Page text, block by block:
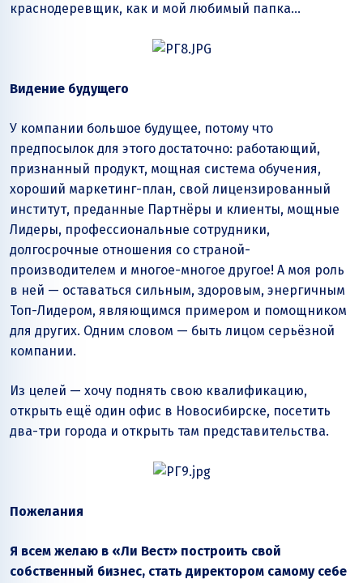
краснодеревщик, как и мой любимый папка…
Видение будущего
У компании большое будущее, потому что
предпосылок для этого достаточно: работающий,
признанный продукт, мощная система обучения,
хороший маркетинг-план, свой лицензированный
институт, преданные Партнёры и клиенты, мощные
Лидеры, профессиональные сотрудники,
долгосрочные отношения со страной-
производителем и многое-многое другое! А моя роль
в ней — оставаться сильным, здоровым, энергичным
Топ-Лидером, являющимся примером и помощником
для других. Одним словом — быть лицом серьёзной
компании.
Из целей — хочу поднять свою квалификацию,
открыть ещё один офис в Новосибирске, посетить
два-три города и открыть там представительства.
Пожелания
Я всем желаю в «Ли Вест» построить свой
собственный бизнес, стать директором самому себе